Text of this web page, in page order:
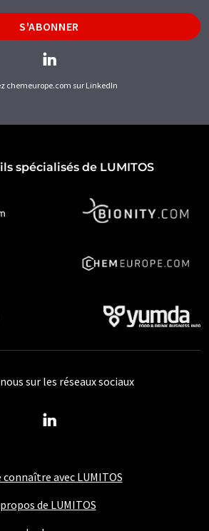
S'ABONNER
chemeurope.com sur LinkedIn
spécialisés de LUMITOS
connaître avec LUMITOS
de LUMITOS
sur les réseaux sociaux